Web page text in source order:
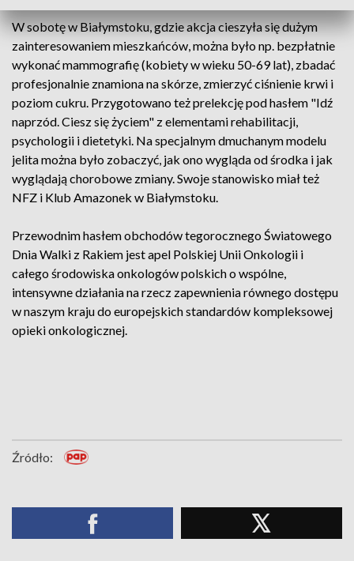
W sobotę w Białymstoku, gdzie akcja cieszyła się dużym
zainteresowaniem mieszkańców, można było np. bezpłatnie
wykonać mammografię (kobiety w wieku 50-69 lat), zbadać
profesjonalnie znamiona na skórze, zmierzyć ciśnienie krwi i
poziom cukru. Przygotowano też prelekcję pod hasłem "Idź
naprzód. Ciesz się życiem" z elementami rehabilitacji,
psychologii i dietetyki. Na specjalnym dmuchanym modelu
jelita można było zobaczyć, jak ono wygląda od środka i jak
wyglądają chorobowe zmiany. Swoje stanowisko miał też
NFZ i Klub Amazonek w Białymstoku.
Przewodnim hasłem obchodów tegorocznego Światowego
Dnia Walki z Rakiem jest apel Polskiej Unii Onkologii i
całego środowiska onkologów polskich o wspólne,
intensywne działania na rzecz zapewnienia równego dostępu
w naszym kraju do europejskich standardów kompleksowej
opieki onkologicznej.
Źródło: